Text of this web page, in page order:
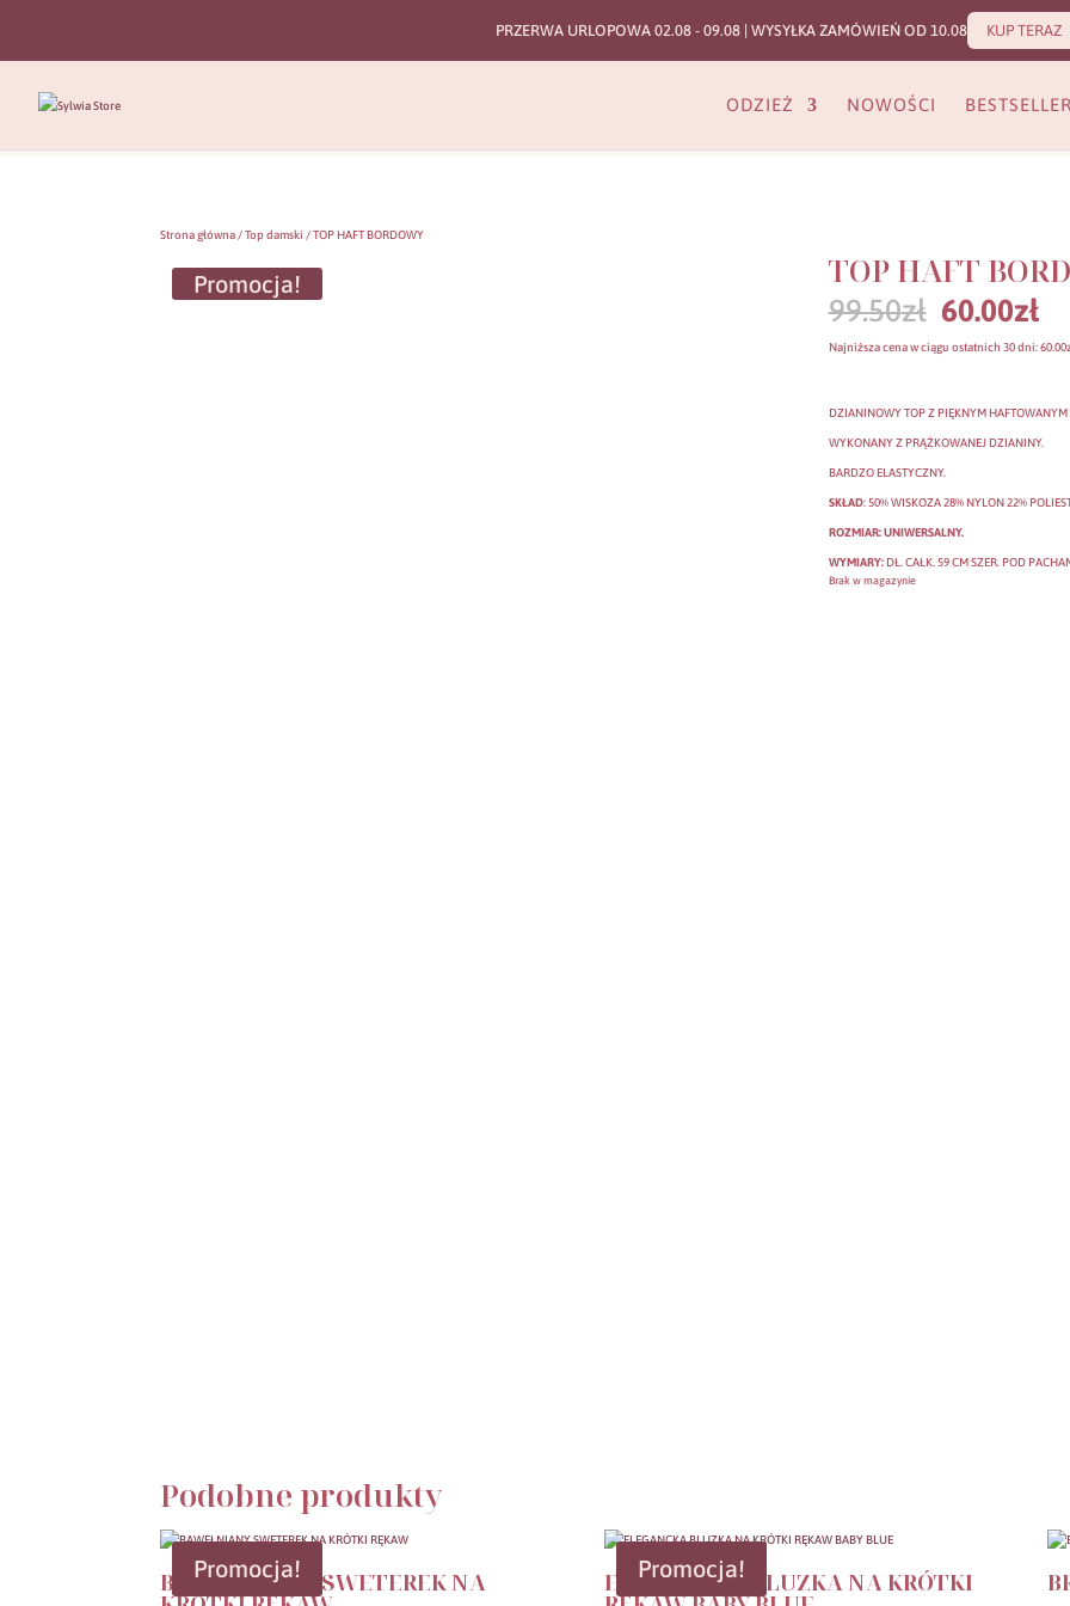
ODZIEŻ NOWOŚCI
Strona główna /Top damski / TOP HAFT BORDOWY
Promocja! TOP HAFT
99.50zł Pierwotna
cena
wynosiła:
99.50zł.
60.00zł
Najniższa cena w ciągu ostatnich 30 dni:60.00
DZIANINOWY TOP Z PIĘKNYM HAFTOWANYM
WYKONANY Z PRĄŻKOWANEJ DZIANINY.
BARDZO ELASTYCZNY.
SKŁAD: 50% WISKOZA 28% NYLON 22%
ROZMIAR: UNIWERSALNY.
WYMIARY:DŁ. CAŁK. 59 CM SZER. POD
Brak w magazynie
Podobne produkty
Promocja!
BAWEŁNIANY SWETEREK NA Promocja!
ELEGANCKA BLUZKA NA KRÓTKI
PRZERWA URLOPOWA 02.08 - 09.08 | WYSYŁKA ZAMÓWIEŃ OD 10.08 KUP TERAZ